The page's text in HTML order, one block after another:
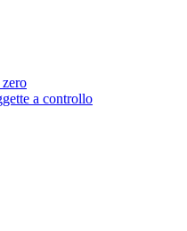
a controllo